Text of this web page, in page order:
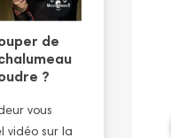
de
?
vous
vidéo sur la